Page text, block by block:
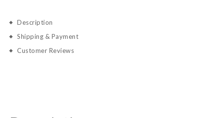
Description
Shipping & Payment
Customer Reviews